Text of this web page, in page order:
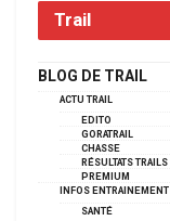
Trail
BLOG DE TRAIL
ACTU TRAIL
EDITO
GORATRAIL
CHASSE
RÉSULTATS TRAILS
PREMIUM
INFOS ENTRAINEMENT
SANTÉ